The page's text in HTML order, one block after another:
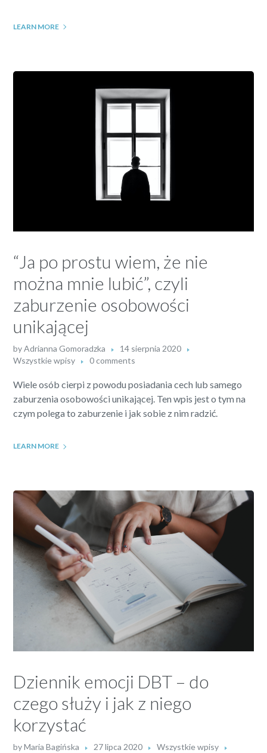
LEARN MORE
“Ja po prostu wiem, że nie
można mnie lubić”, czyli
zaburzenie osobowości
unikającej
byAdrianna Gomoradzka
14 sierpnia 2020
Wszystkie wpisy
0 comments
Wiele osób cierpi z powodu posiadania cech lub samego
zaburzenia osobowości unikającej. Ten wpis jest o tym na
czym polega to zaburzenie i jak sobie z nim radzić.
LEARN MORE
Dziennik emocji DBT – do
czego służy i jak z niego
korzystać
byMaria Bagińska 27 lipca 2020
Wszystkie wpisy